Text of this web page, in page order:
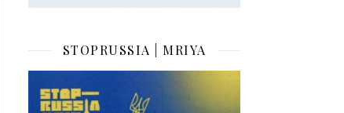
STOPRUSSIA | MRIYA